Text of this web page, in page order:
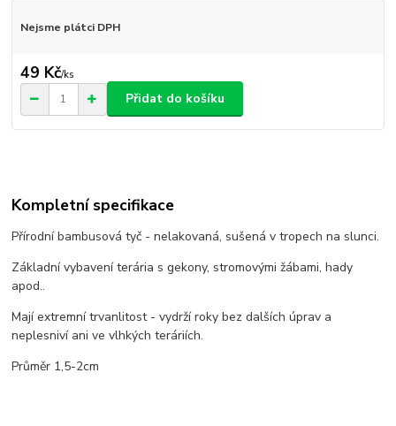
Nejsme plátci DPH
49 Kč/ks
Přidat do košíku
Kompletní specifikace
Přírodní bambusová tyč - nelakovaná, sušená v tropech na slunci.
Základní vybavení terária s gekony, stromovými žábami, hady
apod..
Mají extremní trvanlitost - vydrží roky bez dalších úprav a
neplesniví ani ve vlhkých teráriích.
Průměr 1,5-2cm